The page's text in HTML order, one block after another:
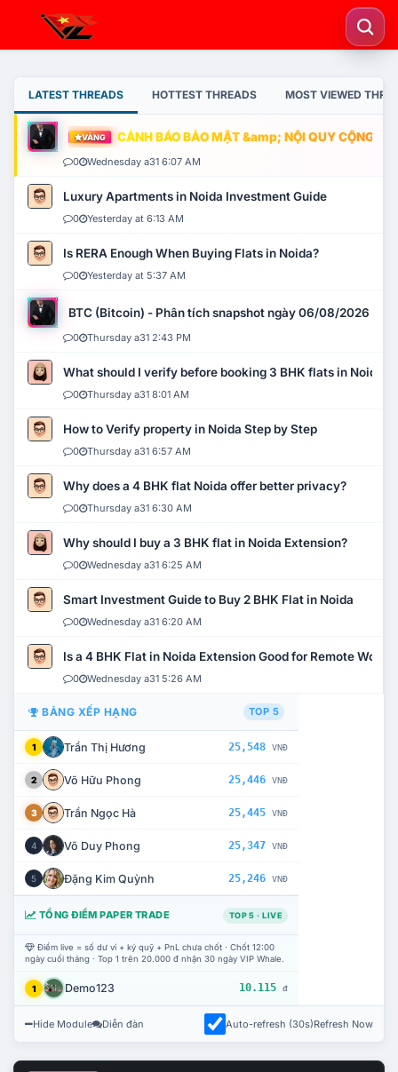
LATEST THREADS HOTTEST THREADS MOST VIEWED
VÀNG CẢNH BÁO BẢO MẬT &amp; NỘI QUY CỘNG
0 Wednesday a31 6:07 AM
Luxury Apartments in Noida Investment Guide
0 Yesterday at 6:13 AM
Is RERA Enough When Buying Flats in Noida?
0 Yesterday at 5:37 AM
BTC (Bitcoin) - Phân tích snapshot ngày 06/08/2026
0 Thursday a31 2:43 PM
What should I verify before booking 3 BHK flats in Noida?
0 Thursday a31 8:01 AM
How to Verify property in Noida Step by Step
0 Thursday a31 6:57 AM
Why does a 4 BHK flat Noida offer better privacy?
0 Thursday a31 6:30 AM
Why should I buy a 3 BHK flat in Noida Extension?
0 Wednesday a31 6:25 AM
Smart Investment Guide to Buy 2 BHK Flat in Noida
0 Wednesday a31 6:20 AM
Is a 4 BHK Flat in Noida Extension Good for Remote Work?
0 Wednesday a31 5:26 AM
BẢNG XẾP HẠNG TOP 5
1 Trần Thị Hương 25,548 VNĐ
2 Võ Hữu Phong 25,446 VNĐ
3 Trần Ngọc Hà 25,445 VNĐ
4 Võ Duy Phong 25,347 VNĐ
5 Đặng Kim Quỳnh 25,246 VNĐ
TỔNG ĐIỂM PAPER TRADE TOP 5 · LIVE
Điểm live = số dư ví + ký quỹ + PnL chưa chốt · Chốt 12:00
ngày cuối tháng · Top 1 trên 20.000 đ nhận 30 ngày VIP Whale.
1 Demo123 10.115 đ
Hide Module Diễn đàn Auto-refresh (30s)Refresh Now